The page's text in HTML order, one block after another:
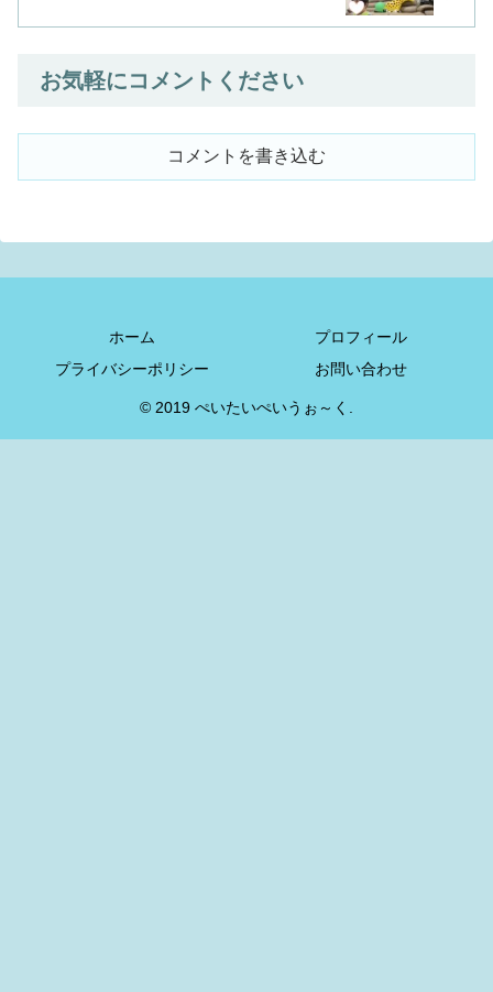
お気軽にコメントください
コメントを書き込む
ホーム
プロフィール
プライバシーポリシー
お問い合わせ
© 2019 ぺいたいぺいうぉ～く.